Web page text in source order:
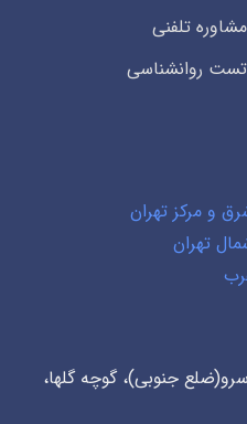
مشاوره تلفنی
تست روانشناسی
و مرکز تهران
تهران
جنوبی)، گوچه گلها،